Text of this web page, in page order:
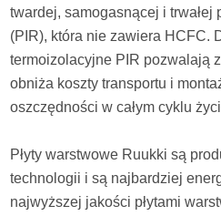
twardej, samogasnącej i
(PIR), która nie zawiera HCFC.
termoizolacyjne PIR pozwalają
obniża koszty transportu i
oszczędności w całym cyklu
Płyty warstwowe Ruukki są
technologii i są najbardziej
najwyższej jakości płytami